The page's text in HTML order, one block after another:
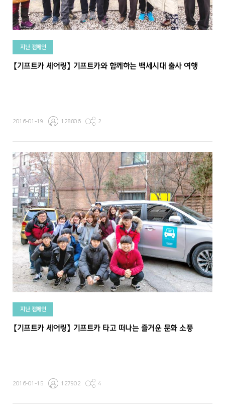
지난 캠페인
【기프트카 셰어링】 기프트카와 함께하는 백세시대 출사 여행
2016-01-19 128806 2
지난 캠페인
【기프트카 셰어링】 기프트카 타고 떠나는 즐거운 문화 소풍
2016-01-15 127902 4